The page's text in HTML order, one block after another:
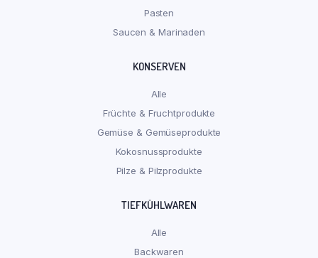
Pasten
Saucen & Marinaden
KONSERVEN
Alle
Früchte & Fruchtprodukte
Gemüse & Gemüseprodukte
Kokosnussprodukte
Pilze & Pilzprodukte
TIEFKÜHLWAREN
Alle
Backwaren